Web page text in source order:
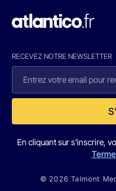
RECEVEZ NOTRE NEWSLETTER
En cliquant sur s'inscrire,
© 2026 Talmont